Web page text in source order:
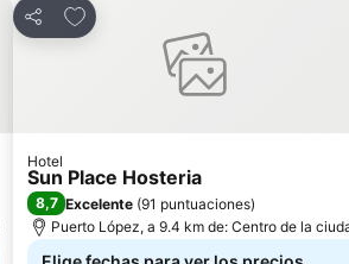
Compartir
Agregar a favoritos
Hotel
Sun Place Hosteria
8,7 Excelente (91 puntuaciones)
Puerto López, a 9.4 km de: Centro de la